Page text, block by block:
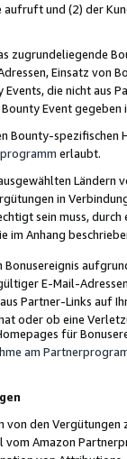
und (2) der
zugrundeliegende
Einsatz von
die nicht
Event
spezifischen
erlaubt.
Ländern
in
sein muss,
im Anhang
E-Mail-
Partner-Links auf
oder ob eine
für
am
den
vom Amazon